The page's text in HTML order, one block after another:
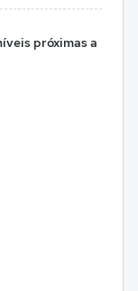
próximas a